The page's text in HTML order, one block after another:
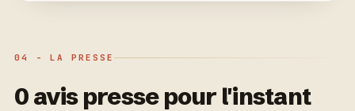
04 - LA PRESSE
0 avis presse pour l'instant